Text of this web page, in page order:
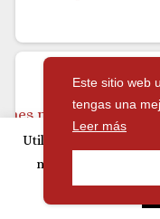
Utilizamos cookies
nuestro tráfico. Si
Este sitio web
tengas una
Leer más